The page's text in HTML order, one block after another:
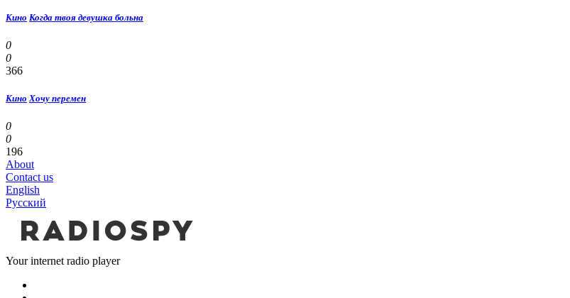
Кино Когда твоя девушка больна
0
0
366
Кино Хочу перемен
0
0
196
About
Contact us
English
Русский
Your internet radio player